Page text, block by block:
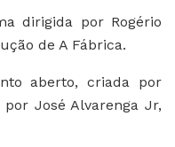
dirigida por Rogério
de A Fábrica.
aberto, criada por
José Alvarenga Jr,